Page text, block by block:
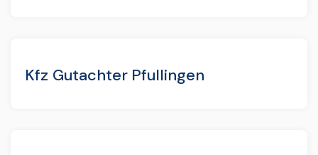
Kfz Gutachter Pfullingen